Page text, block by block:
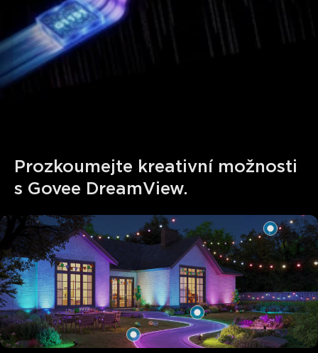
Prozkoumejte kreativní možnosti
s Govee DreamView.